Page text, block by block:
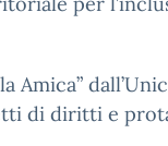
Amica”
di diritti e